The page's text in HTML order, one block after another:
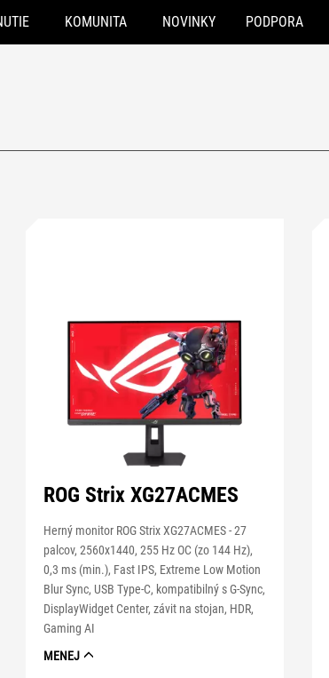
KOMUNITA NOVINKY PODPORA
ROG Strix XG27ACMES
Herný monitor ROG Strix XG27ACMES - 27
palcov, 2560x1440, 255 Hz OC (zo 144 Hz),
0,3 ms (min.), Fast IPS, Extreme Low Motion
Blur Sync, USB Type-C, kompatibilný s G-Sync,
DisplayWidget Center, závit na stojan, HDR,
Gaming AI
MENEJ